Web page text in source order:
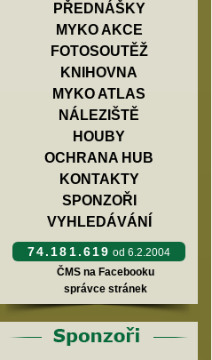
PŘEDNÁŠKY
MYKO AKCE
FOTOSOUTĚŽ
KNIHOVNA
MYKO ATLAS
NÁLEZIŠTĚ
HOUBY
OCHRANA HUB
KONTAKTY
SPONZOŘI
VYHLEDÁVÁNÍ
74.181.619 od 6.2.2004
ČMS na Facebooku
správce stránek